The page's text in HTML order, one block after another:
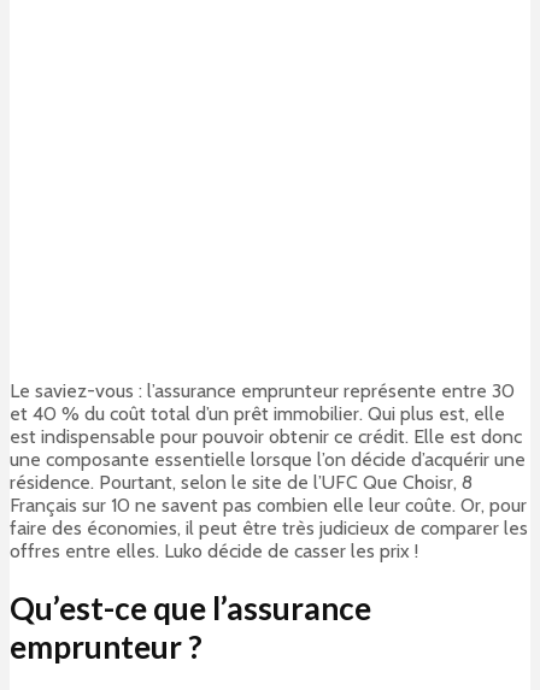
Le saviez-vous : l’assurance emprunteur représente entre 30
et 40 % du coût total d’un prêt immobilier. Qui plus est, elle
est indispensable pour pouvoir obtenir ce crédit. Elle est donc
une composante essentielle lorsque l’on décide d’acquérir une
résidence. Pourtant, selon le site de l’UFC Que Choisr, 8
Français sur 10 ne savent pas combien elle leur coûte. Or, pour
faire des économies, il peut être très judicieux de comparer les
offres entre elles. Luko décide de casser les prix !
Qu’est-ce que l’assurance
emprunteur ?